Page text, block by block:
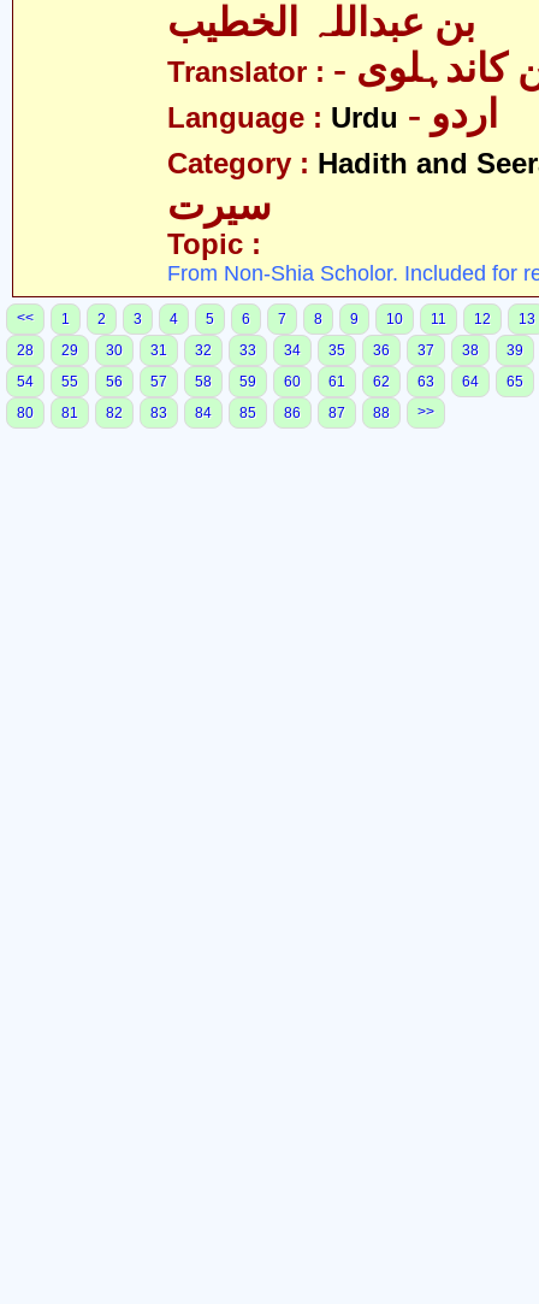
بن عبداللہ الخطیب
Translator : کاندہلوی
Language : Urdu - اردو
Category : Hadith and
سیرت
Topic :
From Non-Shia Scholor. Included for
<< 1 2 3 4 5 6 7 8 9 10 11 12
13
28
29 30 31 32 33 34 35 36 37 38
39
54
55 56 57 58 59 60 61 62 63 64
65
80
81 82 83 84 85 86 87 88 >>